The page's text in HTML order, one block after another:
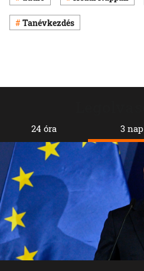
Tanévkezdés
24 óra 3 nap